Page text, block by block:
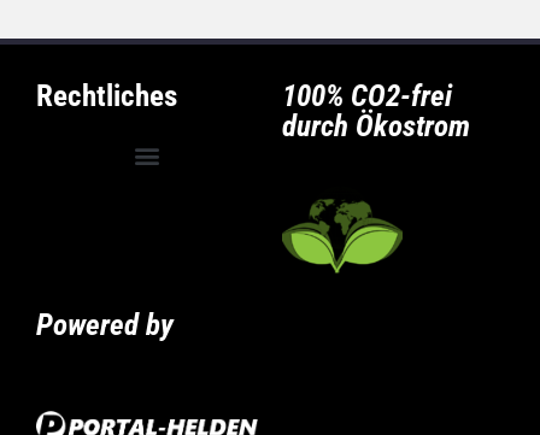
Rechtliches
100% CO2-frei
durch Ökostrom
Powered by